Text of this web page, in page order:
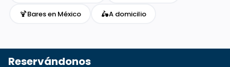
🍹Bares en México 🛵A domicilio
Reservándonos